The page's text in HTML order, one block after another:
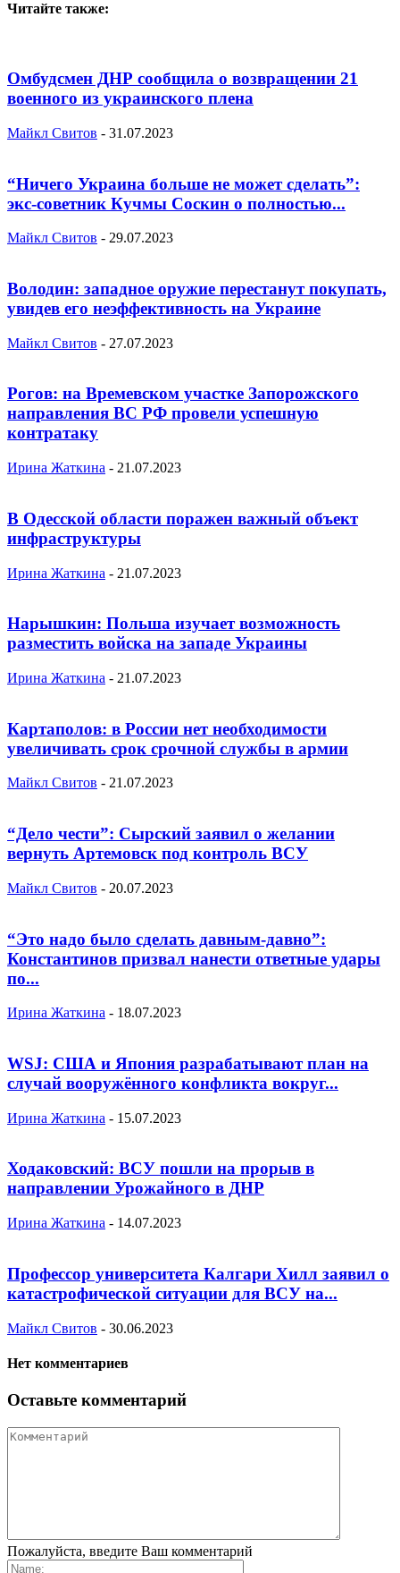
Читайте также:
Омбудсмен ДНР сообщила о возвращении 21
военного из украинского плена
Майкл Свитов - 31.07.2023
“Ничего Украина больше не может сделать”:
экс-советник Кучмы Соскин о полностью...
Майкл Свитов - 29.07.2023
Володин: западное оружие перестанут покупать,
увидев его неэффективность на Украине
Майкл Свитов - 27.07.2023
Рогов: на Времевском участке Запорожского
направления ВС РФ провели успешную
контратаку
Ирина Жаткина - 21.07.2023
В Одесской области поражен важный объект
инфраструктуры
Ирина Жаткина - 21.07.2023
Нарышкин: Польша изучает возможность
разместить войска на западе Украины
Ирина Жаткина - 21.07.2023
Картаполов: в России нет необходимости
увеличивать срок срочной службы в армии
Майкл Свитов - 21.07.2023
“Дело чести”: Сырский заявил о желании
вернуть Артемовск под контроль ВСУ
Майкл Свитов - 20.07.2023
“Это надо было сделать давным-давно”:
Константинов призвал нанести ответные удары
по...
Ирина Жаткина - 18.07.2023
WSJ: США и Япония разрабатывают план на
случай вооружённого конфликта вокруг...
Ирина Жаткина - 15.07.2023
Ходаковский: ВСУ пошли на прорыв в
направлении Урожайного в ДНР
Ирина Жаткина - 14.07.2023
Профессор университета Калгари Хилл заявил о
катастрофической ситуации для ВСУ на...
Майкл Свитов - 30.06.2023
Нет комментариев
Оставьте комментарий
Пожалуйста, введите Ваш комментарий